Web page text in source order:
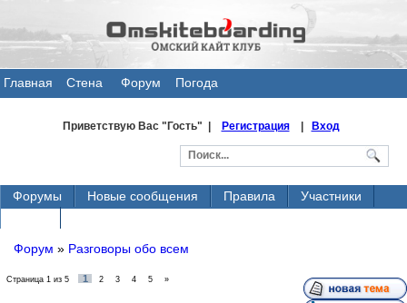
Главная
Стена
Форум Погода
Приветствую Вас"Гость" | Регистрация| Вход
Форумы Новые сообщения Правила
Участники
Форум » Разговоры обо всем
Страница 1 из 5 1 2 3 4 5 »